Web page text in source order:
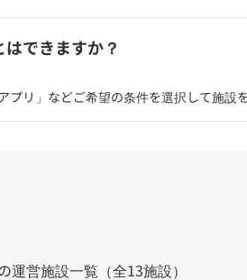
できますか？
リ」などご希望の条件を選択して施設
営施設一覧（全13施設）